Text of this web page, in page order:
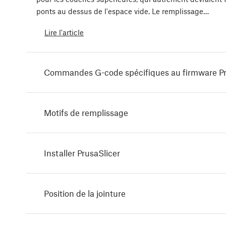
ponts au dessus de l'espace vide. Le remplissage…
Lire l'article
Commandes G-code spécifiques au firmware
Motifs de remplissage
Installer PrusaSlicer
Position de la jointure